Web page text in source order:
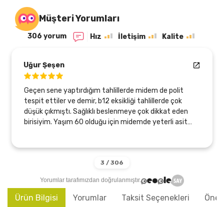
Müşteri Yorumları
306 yorum Hız İletişim Kalite
Uğur Şeşen
Geçen sene yaptırdığım tahlillerde midem de polit
tespit ettiler ve demir, b12 eksikliği tahlillerde çok
düşük çıkmıştı. Sağlıklı beslenmeye çok dikkat eden
birisiyim. Yaşım 60 olduğu için midemde yeterli asit
arayışım var dı, Tlesolive ürünleriyle bu sayede
tanıştım, bir çok ürünlerini kullanıyorum, (850 ve 750
profenol) zeytinyağı, KudretNarı profenolü yüksek
zeytinyağı ve kantaron yağı karışımı nı kullanıyorum.
Yorumlar tarafımızdan doğrulanmıştır.
Ürün Bilgisi Yorumlar Taksit Seçenekleri